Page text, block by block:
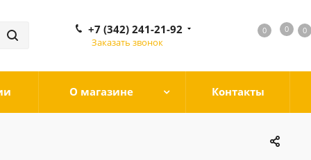
0 0 0
0
+7 (342) 241-21-92
Заказать звонок
О магазине Контакты